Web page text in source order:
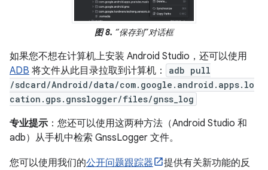
图 8. “保存到”对话框
如果您不想在计算机上安装 Android Studio，还可以使用
ADB 将文件从此目录拉取到计算机：
adb pull
/sdcard/Android/data/com.google.android.apps.lo
cation.gps.gnsslogger/files/gnss_log
专业提示 ：您还可以使用这两种方法（Android Studio 和
adb）从手机中检索 GnssLogger 文件。
您可以使用我们的公开问题跟踪器
提供有关新功能的反